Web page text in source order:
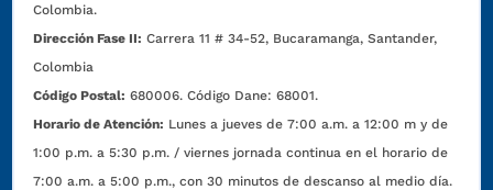
Colombia.
Dirección Fase II: Carrera 11 # 34-52, Bucaramanga, Santander,
Colombia
Código Postal: 680006. Código Dane: 68001.
Horario de Atención: Lunes a jueves de 7:00 a.m. a 12:00 m y de
1:00 p.m. a 5:30 p.m. / viernes jornada continua en el horario de
7:00 a.m. a 5:00 p.m., con 30 minutos de descanso al medio día.